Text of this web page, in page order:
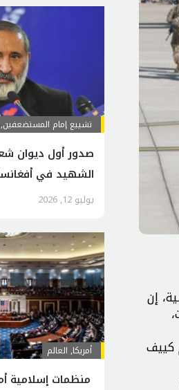
إن
كييف
تشييع إمام المستضعفين,
صدور أول ديوان
الشهيد في
يوليو 12, 2026
أمريكا, العالم
منظمات إسلامية